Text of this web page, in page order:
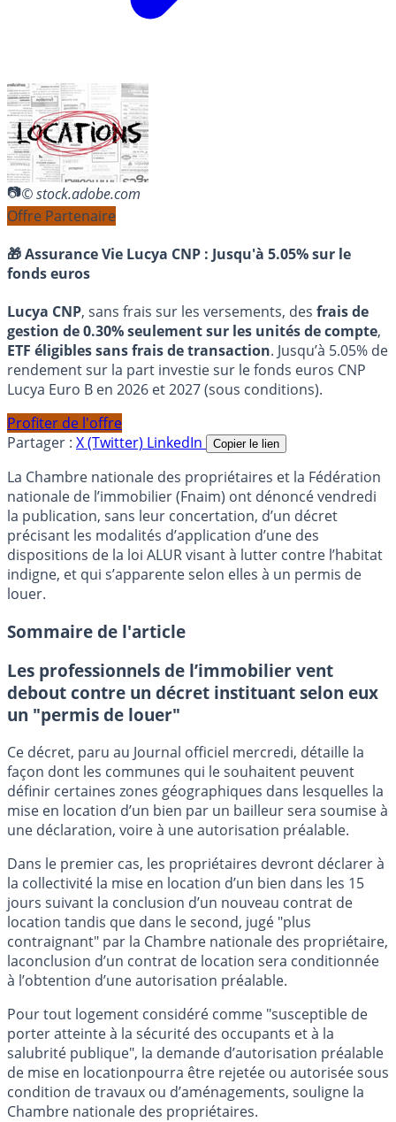
© stock.adobe.com
Offre Partenaire
🎁 Assurance Vie Lucya CNP : Jusqu'à 5.05% sur le
fonds euros
Lucya CNP, sans frais sur les versements, des frais de
gestion de 0.30% seulement sur les unités de compte,
ETF éligibles sans frais de transaction. Jusqu’à 5.05% de
rendement sur la part investie sur le fonds euros CNP
Lucya Euro B en 2026 et 2027 (sous conditions).
Profiter de l'offre
Partager : X (Twitter) LinkedIn Copier le lien
La Chambre nationale des propriétaires et la Fédération
nationale de l’immobilier (Fnaim) ont dénoncé vendredi
la publication, sans leur concertation, d’un décret
précisant les modalités d’application d’une des
dispositions de la loi ALUR visant à lutter contre l’habitat
indigne, et qui s’apparente selon elles à un permis de
louer.
Sommaire de l'article
Les professionnels de l’immobilier vent
debout contre un décret instituant selon eux
un "permis de louer"
Ce décret, paru au Journal officiel mercredi, détaille la
façon dont les communes qui le souhaitent peuvent
définir certaines zones géographiques dans lesquelles la
mise en location d’un bien par un bailleur sera soumise à
une déclaration, voire à une autorisation préalable.
Dans le premier cas, les propriétaires devront déclarer à
la collectivité la mise en location d’un bien dans les 15
jours suivant la conclusion d’un nouveau contrat de
location tandis que dans le second, jugé "plus
contraignant" par la Chambre nationale des propriétaire,
laconclusion d’un contrat de location sera conditionnée
à l’obtention d’une autorisation préalable.
Pour tout logement considéré comme "susceptible de
porter atteinte à la sécurité des occupants et à la
salubrité publique", la demande d’autorisation préalable
de mise en locationpourra être rejetée ou autorisée sous
condition de travaux ou d’aménagements, souligne la
Chambre nationale des propriétaires.